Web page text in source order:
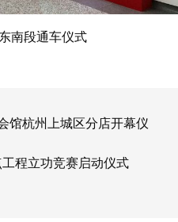
南段通车仪式
馆杭州上城区分店开幕仪
程立功竞赛启动仪式